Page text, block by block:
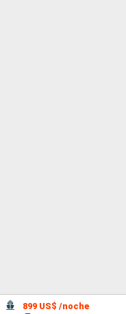
899 US$ /noche